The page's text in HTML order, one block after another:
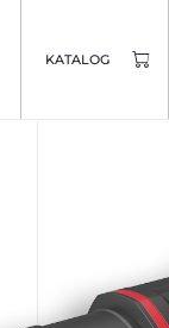
KATALOG